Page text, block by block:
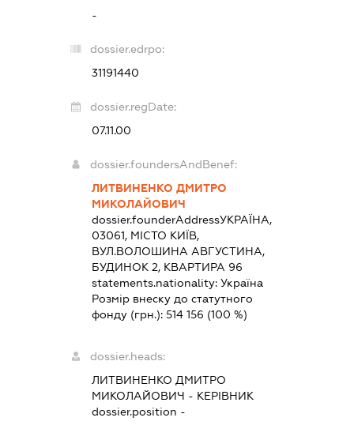
-
dossier.edrpo:
31191440
dossier.regDate:
07.11.00
dossier.foundersAndBenef:
ЛИТВИНЕНКО ДМИТРО
МИКОЛАЙОВИЧ
dossier.founderAddressУКРАЇНА,
03061, МІСТО КИЇВ,
ВУЛ.ВОЛОШИНА АВГУСТИНА,
БУДИНОК 2, КВАРТИРА 96
statements.nationality: Україна
Розмір внеску до статутного
фонду (грн.): 514 156 (100 %)
dossier.heads:
ЛИТВИНЕНКО ДМИТРО
МИКОЛАЙОВИЧ - КЕРІВНИК
dossier.position -